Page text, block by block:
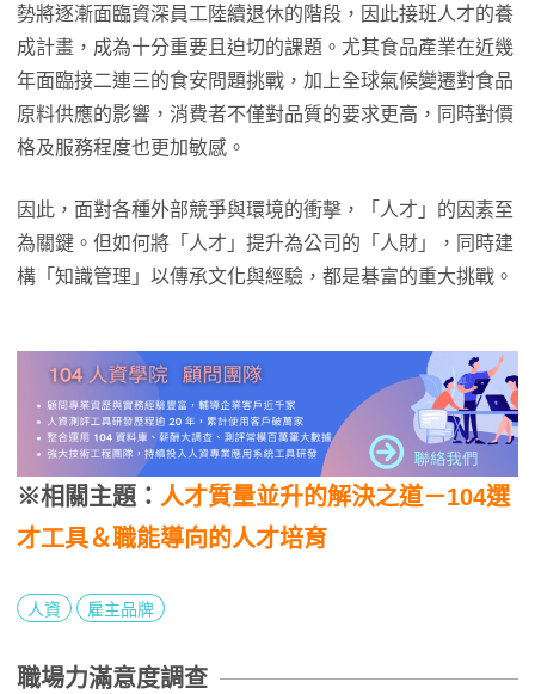
勢將逐漸面臨資深員工陸續退休的階段，因此接班人才的養
成計畫，成為十分重要且迫切的課題。尤其食品產業在近幾
年面臨接二連三的食安問題挑戰，加上全球氣候變遷對食品
原料供應的影響，消費者不僅對品質的要求更高，同時對價
格及服務程度也更加敏感。
因此，面對各種外部競爭與環境的衝擊，「人才」的因素至
為關鍵。但如何將「人才」提升為公司的「人財」，同時建
構「知識管理」以傳承文化與經驗，都是碁富的重大挑戰。
※相關主題： 人才質量並升的解決之道－104選
才工具＆職能導向的人才培育
人資 雇主品牌
職場力滿意度調查